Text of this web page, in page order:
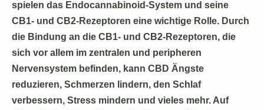
spielen das Endocannabinoid-System und seine
CB1- und CB2-Rezeptoren eine wichtige Rolle. Durch
die Bindung an die CB1- und CB2-Rezeptoren, die
sich vor allem im zentralen und peripheren
Nervensystem befinden, kann CBD Ängste
reduzieren, Schmerzen lindern, den Schlaf
verbessern, Stress mindern und vieles mehr. Auf